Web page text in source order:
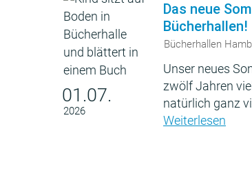
01.07.
2026
Das neue
Bücherhallen!
Bücherhallen
Unser neues
zwölf Jahren
natürlich ganz
Weiterlesen